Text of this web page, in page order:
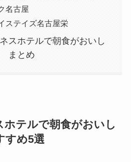
名古屋
ステイズ名古屋栄
スホテルで朝食がおいし
まとめ
ホテルで朝食がおいし
すめ5選